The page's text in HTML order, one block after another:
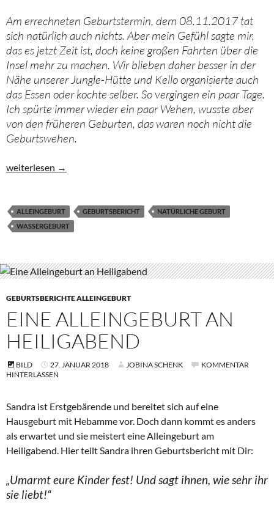
Am errechneten Geburtstermin, dem 08.11.2017 tat
sich natürlich auch nichts. Aber mein Gefühl sagte mir,
das es jetzt Zeit ist, doch keine großen Fahrten über die
Insel mehr zu machen. Wir blieben daher besser in der
Nähe unserer Jungle-Hütte und Kello organisierte auch
das Essen oder kochte selber. So vergingen ein paar Tage.
Ich spürte immer wieder ein paar Wehen, wusste aber
von den früheren Geburten, das waren noch nicht die
Geburtswehen.
Alleingeburt im Dschungel Thailands
weiterlesen →
ALLEINGEBURT GEBURTSBERICHT
NATÜRLICHE GEBURT
WASSERGEBURT
GEBURTSBERICHTE ALLEINGEBURT
EINE ALLEINGEBURT AN
HEILIGABEND
BILD 27. JANUAR 2018 JOBINA SCHENK
KOMMENTAR
HINTERLASSEN
Sandra ist Erstgebärende und bereitet sich auf eine
Hausgeburt mit Hebamme vor. Doch dann kommt es anders
als erwartet und sie meistert eine Alleingeburt am
Heiligabend. Hier teilt Sandra ihren Geburtsbericht mit Dir:
„Umarmt eure Kinder fest! Und sagt ihnen, wie sehr ihr
sie liebt!“